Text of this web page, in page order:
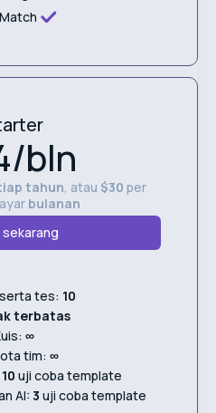
bln
tahun, atau $30 per
bulanan
sekarang
tes: 10
terbatas
∞
tim: ∞
10 uji coba template
AI:3uji coba template